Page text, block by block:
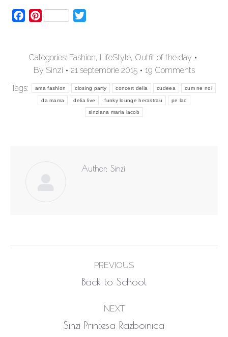
FacebookPinterest
Categories: Fashion, LifeStyle, Outfit of the day
By Sinzi 21 septembrie 2015
19 Comments
Tags:
ama fashion closing party concert delia cudeea cum ne noi
da mama delia live funky lounge herastrau pe lac
sinziana maria iacob
Author: Sinzi
navigation
PREVIOUS
Previous
Back to School
NEXT
Next
Sinzi Printesa Razboinica